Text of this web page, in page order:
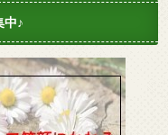
中♪